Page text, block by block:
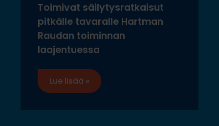
Toimivat säilytysratkaisut
pitkälle tavaralle Hartman
Raudan toiminnan
laajentuessa
Lue lisää »